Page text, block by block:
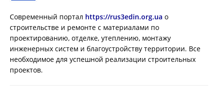
Современный портал https://rus3edin.org.ua о
строительстве и ремонте с материалами по
проектированию, отделке, утеплению, монтажу
инженерных систем и благоустройству территории. Все
необходимое для успешной реализации строительных
проектов.